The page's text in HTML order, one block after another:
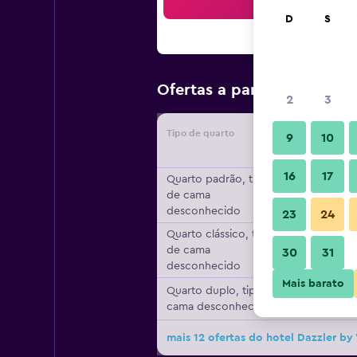
Ofertas a partir de
Tipo de quarto
Quarto padrão, tipo
de cama
desconhecido
Quarto clássico, tipo
de cama
desconhecido
Quarto duplo, tipo de
cama desconhecido
mais 12 ofertas do hotel Dazzler by
D S
2 3
9 10
16 17
23 24
30 31
Mais barato